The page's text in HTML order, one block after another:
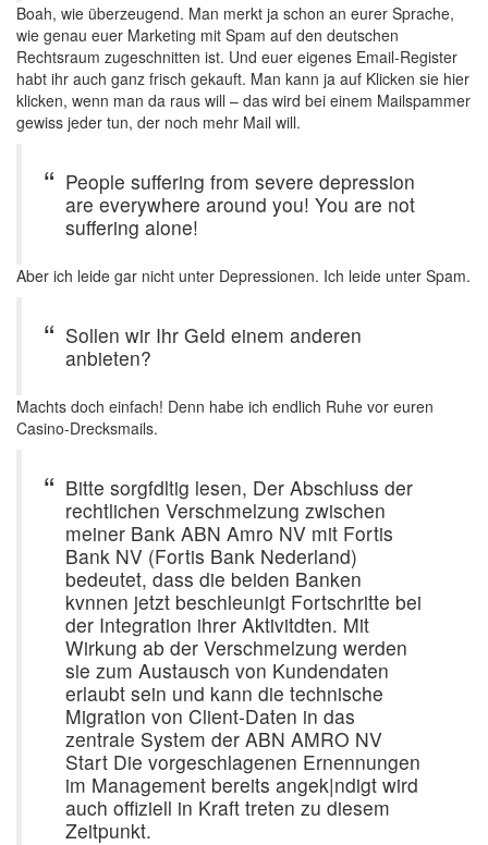
Boah, wie überzeugend. Man merkt ja schon an eurer Sprache,
wie genau euer Marketing mit Spam auf den deutschen
Rechtsraum zugeschnitten ist. Und euer eigenes Email-Register
habt ihr auch ganz frisch gekauft. Man kann ja auf Klicken sie hier
klicken, wenn man da raus will – das wird bei einem Mailspammer
gewiss jeder tun, der noch mehr Mail will.
People suffering from severe depression
are everywhere around you! You are not
suffering alone!
Aber ich leide gar nicht unter Depressionen. Ich leide unter Spam.
Sollen wir Ihr Geld einem anderen
anbieten?
Machts doch einfach! Denn habe ich endlich Ruhe vor euren
Casino-Drecksmails.
Bitte sorgfdltig lesen, Der Abschluss der
rechtlichen Verschmelzung zwischen
meiner Bank ABN Amro NV mit Fortis
Bank NV (Fortis Bank Nederland)
bedeutet, dass die beiden Banken
kvnnen jetzt beschleunigt Fortschritte bei
der Integration ihrer Aktivitdten. Mit
Wirkung ab der Verschmelzung werden
sie zum Austausch von Kundendaten
erlaubt sein und kann die technische
Migration von Client-Daten in das
zentrale System der ABN AMRO NV
Start Die vorgeschlagenen Ernennungen
im Management bereits angek|ndigt wird
auch offiziell in Kraft treten zu diesem
Zeitpunkt.